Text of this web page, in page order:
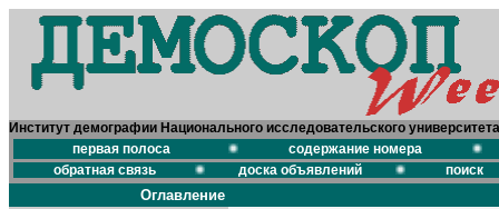
Институт демографии Национального исследовательского
первая полоса
содержание номера
обратная связь
доска объявлений поиск
Оглавление